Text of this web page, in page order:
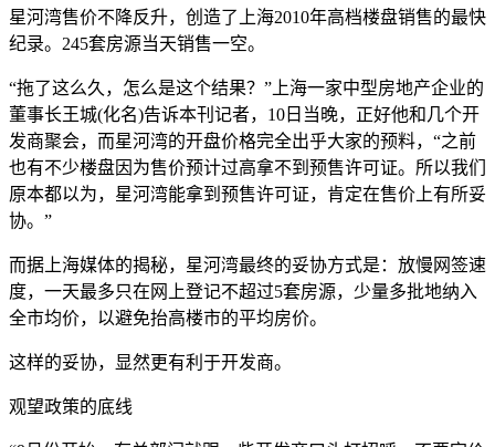
星河湾售价不降反升，创造了上海2010年高档楼盘销售的最快
纪录。245套房源当天销售一空。
“拖了这么久，怎么是这个结果？”上海一家中型房地产企业的
董事长王城(化名)告诉本刊记者，10日当晚，正好他和几个开
发商聚会，而星河湾的开盘价格完全出乎大家的预料，“之前
也有不少楼盘因为售价预计过高拿不到预售许可证。所以我们
原本都以为，星河湾能拿到预售许可证，肯定在售价上有所妥
协。”
而据上海媒体的揭秘，星河湾最终的妥协方式是：放慢网签速
度，一天最多只在网上登记不超过5套房源，少量多批地纳入
全市均价，以避免抬高楼市的平均房价。
这样的妥协，显然更有利于开发商。
观望政策的底线